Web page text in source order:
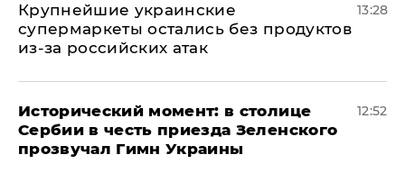
Крупнейшие украинские
супермаркеты остались без продуктов
из-за российских атак
13:28
Исторический момент: в столице
Сербии в честь приезда Зеленского
прозвучал Гимн Украины
12:52